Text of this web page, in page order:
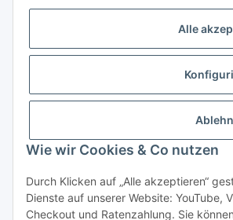
Alle
Wie wir Cookies & Co nutzen
Durch Klicken auf „Alle akzeptieren“
Dienste auf unserer Website: YouTube,
Checkout und Ratenzahlung. Sie